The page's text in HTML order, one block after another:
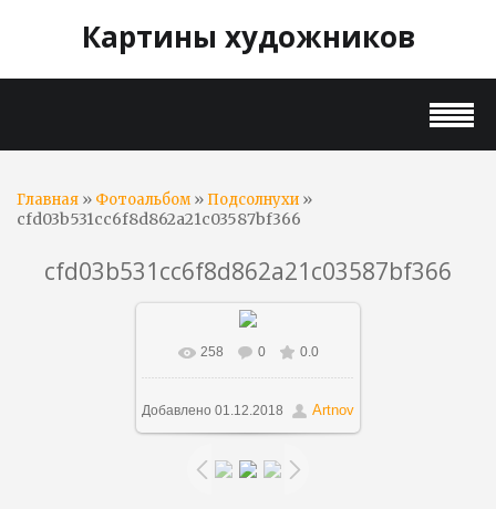
Картины художников
Главная » Фотоальбом» Подсолнухи »
cfd03b531cc6f8d862a21c03587bf366
cfd03b531cc6f8d862a21c03587bf366
В реальном размере
425x471 / 59.3Kb
258 0 0.0
Добавлено 01.12.2018 Artnov